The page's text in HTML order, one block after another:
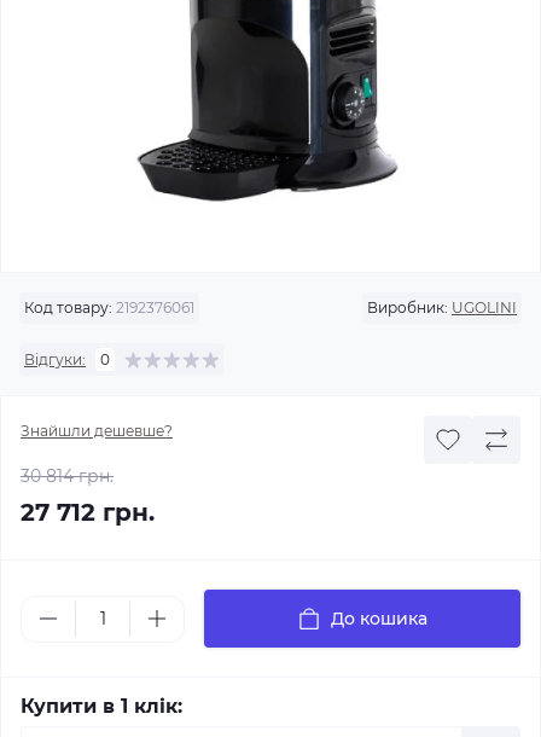
Код товару: 2192376061 Виробник: UGOLINI
Відгуки: 0
Знайшли дешевше?
30 814 грн.
27 712 грн.
До кошика
Купити в 1 клік: